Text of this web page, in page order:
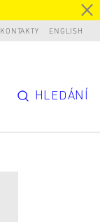
KONTAKTY ENGLISH
HLEDÁNÍ